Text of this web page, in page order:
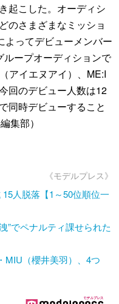
起こした。オーディシ
のさまざまなミッショ
よってデビューメンバー
ープオーディションで
アイエヌアイ）、ME:I
回のデビュー人数は12
同時デビューすること
集部）
《モデルプレス》
15人脱落【1～50位順位一
”でペナルティ課せられた
MIU（櫻井美羽）、4つ